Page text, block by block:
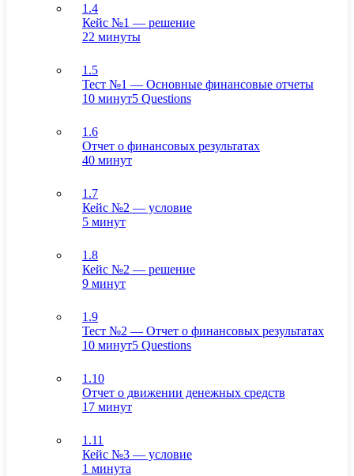
1.4
Кейс №1 — решение
22 минуты
1.5
Тест №1 — Основные финансовые отчеты
10 минут5 Questions
1.6
Отчет о финансовых результатах
40 минут
1.7
Кейс №2 — условие
5 минут
1.8
Кейс №2 — решение
9 минут
1.9
Тест №2 — Отчет о финансовых результатах
10 минут5 Questions
1.10
Отчет о движении денежных средств
17 минут
1.11
Кейс №3 — условие
1 минута